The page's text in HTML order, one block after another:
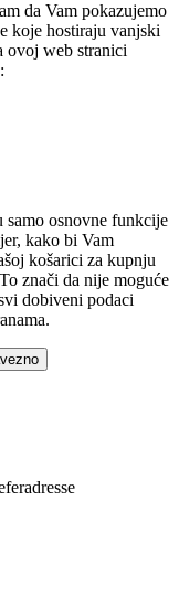
da Vam pokazujemo
koje hostiraju vanjski
ovoj web stranici
osnovne funkcije
kako bi Vam
košarici za kupnju
znači da nije moguće
dobiveni podaci